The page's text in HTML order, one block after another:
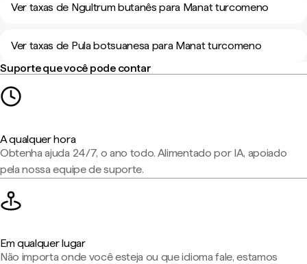
Ver taxas de Ngultrum butanês para Manat turcomeno
Ver taxas de Pula botsuanesa para Manat turcomeno
Suporte que você pode contar
A qualquer hora
Obtenha ajuda 24/7, o ano todo. Alimentado por IA, apoiado
pela nossa equipe de suporte.
Em qualquer lugar
Não importa onde você esteja ou que idioma fale, estamos